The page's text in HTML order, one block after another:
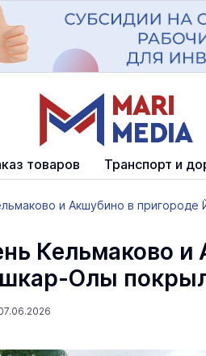
товаров Транспорт и
и Акшубино в
Кельмаково и
Олы